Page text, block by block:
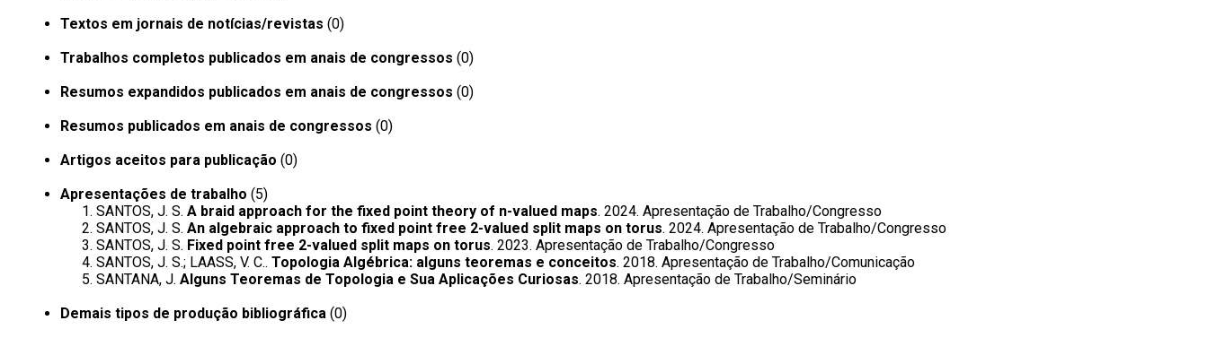
Textos em jornais de notícias/revistas (0)
Trabalhos completos publicados em anais de congressos (0)
Resumos expandidos publicados em anais de congressos (0)
Resumos publicados em anais de congressos (0)
Artigos aceitos para publicação (0)
Apresentações de trabalho (5)
SANTOS, J. S. A braid approach for the fixed point theory of n-valued maps. 2024. Apresentação de Trabalho/Congresso
SANTOS, J. S. An algebraic approach to fixed point free 2-valued split maps on torus. 2024. Apresentação de Trabalho/Congresso
SANTOS, J. S. Fixed point free 2-valued split maps on torus. 2023. Apresentação de Trabalho/Congresso
SANTOS, J. S.; LAASS, V. C.. Topologia Algébrica: alguns teoremas e conceitos. 2018. Apresentação de Trabalho/Comunicação
SANTANA, J. Alguns Teoremas de Topologia e Sua Aplicações Curiosas. 2018. Apresentação de Trabalho/Seminário
Demais tipos de produção bibliográfica(0)